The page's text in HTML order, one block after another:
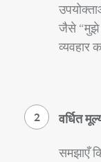
जैसे “मुझे
व्यवहार
2 वर्धित
समझाएँ